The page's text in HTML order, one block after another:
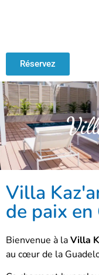
Réservez
Villa
de paix
Bienvenue à laVilla
au cœur de la